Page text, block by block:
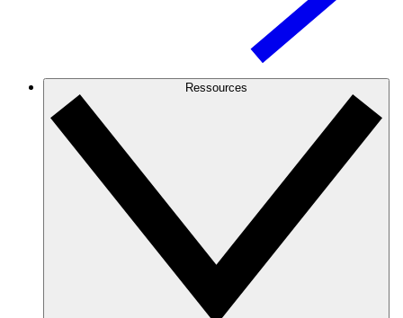
Ressources